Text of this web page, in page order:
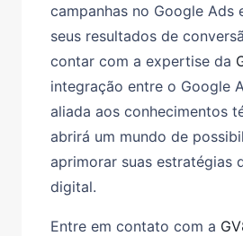
campanhas no Google Ads
seus resultados de
contar com a expertise da
integração entre o Google
aliada aos conhecimentos
abrirá um mundo de
aprimorar suas estratégias
digital.
Entre em contato com a